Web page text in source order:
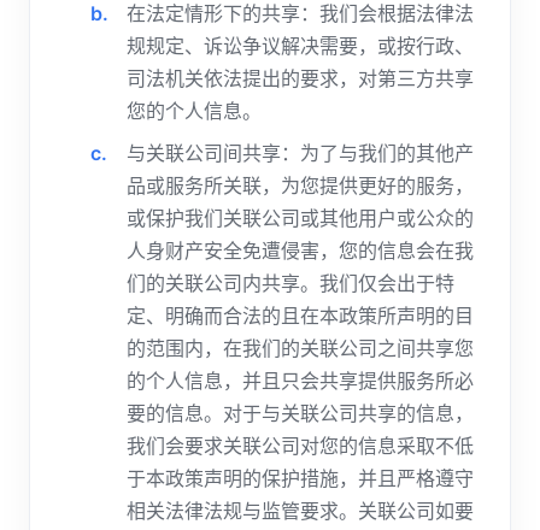
在法定情形下的共享：我们会根据法律法
规规定、诉讼争议解决需要，或按行政、
司法机关依法提出的要求，对第三方共享
您的个人信息。
与关联公司间共享：为了与我们的其他产
品或服务所关联，为您提供更好的服务，
或保护我们关联公司或其他用户或公众的
人身财产安全免遭侵害，您的信息会在我
们的关联公司内共享。我们仅会出于特
定、明确而合法的且在本政策所声明的目
的范围内，在我们的关联公司之间共享您
的个人信息，并且只会共享提供服务所必
要的信息。对于与关联公司共享的信息，
我们会要求关联公司对您的信息采取不低
于本政策声明的保护措施，并且严格遵守
相关法律法规与监管要求。关联公司如要